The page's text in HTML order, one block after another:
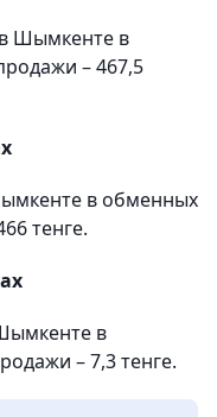
Шымкенте в
– 467,5
в обменных
тенге.
в
– 7,3 тенге.